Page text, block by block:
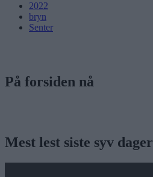
2022
bryn
Senter
På forsiden nå
Mest lest siste syv dager